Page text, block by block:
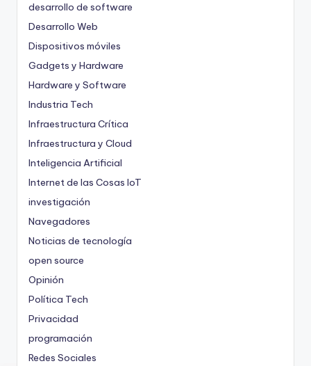
desarrollo de software
Desarrollo Web
Dispositivos móviles
Gadgets y Hardware
Hardware y Software
Industria Tech
Infraestructura Crítica
Infraestructura y Cloud
Inteligencia Artificial
Internet de las Cosas IoT
investigación
Navegadores
Noticias de tecnología
open source
Opinión
Política Tech
Privacidad
programación
Redes Sociales